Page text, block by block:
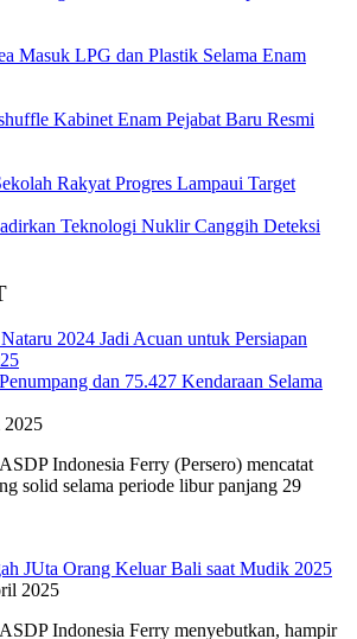
Masuk LPG dan Plastik Selama Enam
Kabinet Enam Pejabat Baru Resmi
Rakyat Progres Lampaui Target
Teknologi Nuklir Canggih Deteksi
dan 75.427 Kendaraan Selama
2025
Indonesia Ferry (Persero) mencatat
solid selama periode libur panjang 29
JUta Orang Keluar Bali saat Mudik 2025
2025
Indonesia Ferry menyebutkan, hampir